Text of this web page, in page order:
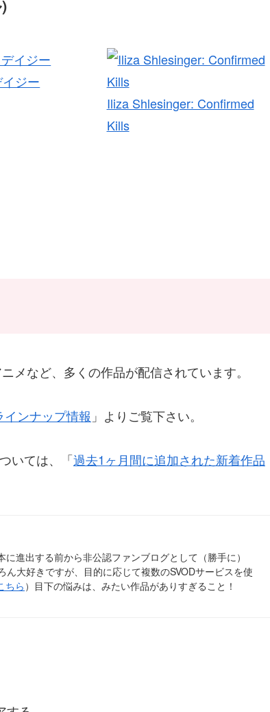
ジー
Iliza Shlesinger: Confirmed
Kills
メなど、多くの作品が配信されています。
ンナップ情報 」よりご覧下さい。
いては、「過去1ヶ月間に追加された新着作品
進出する前から非公認ファンブログとして（勝手に）
大好きですが、目的に応じて複数のSVODサービスを使
ちら）目下の悩みは、みたい作品がありすぎること！